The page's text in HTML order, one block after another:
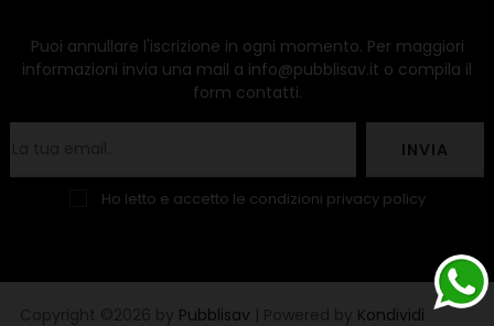
Puoi annullare l'iscrizione in ogni momento. Per maggiori
informazioni invia una mail a info@pubblisav.it o compila il
form contatti.
INVIA
Ho letto e accetto le condizioni privacy policy
Pubblisav Kondividi